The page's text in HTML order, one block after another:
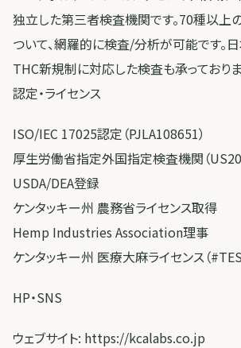
独立した第三者検査機関です。70種以上
ついて、網羅的に検査/分析が可能です。
THC新規制に対応した検査も承っておりま
認定・ライセンス
ISO/IEC 17025認定（PJLA108651）
厚生労働省指定外国指定検査機関（
USDA/DEA登録
ケンタッキー州 農務省ライセンス取得
Hemp Industries Association理事
ケンタッキー州 医療大麻ライセンス（
HP・SNS
ウェブサイト: https://kcalabs.co.jp